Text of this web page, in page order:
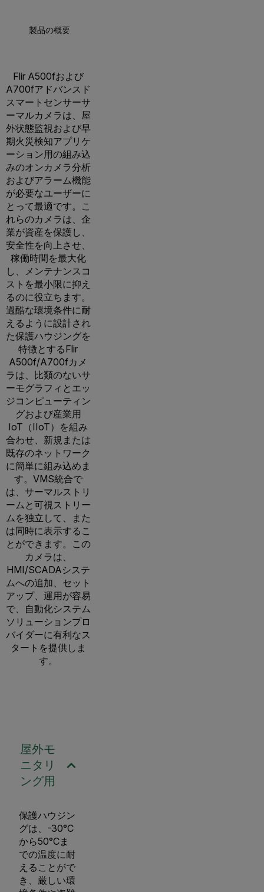
製品の概要
Flir A500fおよび
A700fアドバンスド
スマートセンサーサ
ーマルカメラは、屋
外状態監視および早
期火災検知アプリケ
ーション用の組み込
みのオンカメラ分析
およびアラーム機能
が必要なユーザーに
とって最適です。こ
れらのカメラは、企
業が資産を保護し、
安全性を向上させ、
稼働時間を最大化
し、メンテナンスコ
ストを最小限に抑え
るのに役立ちます。
過酷な環境条件に耐
えるように設計され
た保護ハウジングを
特徴とするFlir
A500f/A700fカメ
ラは、比類のないサ
ーモグラフィとエッ
ジコンピューティン
グおよび産業用
IoT（IIoT）を組み
合わせ、新規または
既存のネットワーク
に簡単に組み込めま
す。VMS統合で
は、サーマルストリ
ームと可視ストリー
ムを独立して、また
は同時に表示するこ
とができます。この
カメラは、
HMI/SCADAシステ
ムへの追加、セット
アップ、運用が容易
で、自動化システム
ソリューションプロ
バイダーに有利なス
タートを提供しま
す。
屋外モ
ニタリ
ング用
保護ハウジン
グは、-30°C
から50°Cま
での温度に耐
えることがで
き、厳しい環